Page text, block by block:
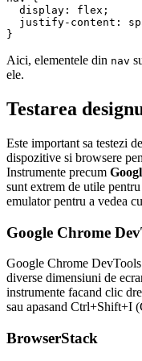
  display: flex;
justify-content:
Aici, elementele din nav
ele.
Testarea
Este important sa testezi
dispozitive si browsere
Instrumente precum
sunt extrem de utile
emulator pentru a vedea
Google Chrome
Google Chrome
diverse dimensiuni de
instrumente facand clic
sau apasand Ctrl+Shift+I
BrowserStack